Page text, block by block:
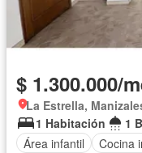
$ 1.300.000/
La Estrella,
1 Habitación
1
Área infantil
Cocina